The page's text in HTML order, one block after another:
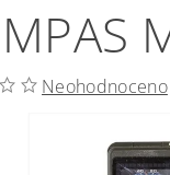
Neohodnoceno